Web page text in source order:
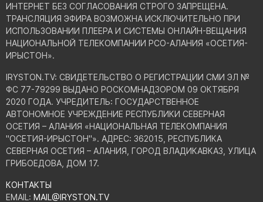
ИНТЕРНЕТ БЕЗ СОГЛАСОВАНИЯ СТРОГО ЗАПРЕЩЕНА.
ТРАНСЛЯЦИЯ ЭФИРА ВОЗМОЖНА ИСКЛЮЧИТЕЛЬНО ПРИ
ИСПОЛЬЗОВАНИИ ПЛЕЕРА И СИСТЕМЫ ОНЛАЙН-ВЕЩАНИЯ
НАЦИОНАЛЬНОЙ ТЕЛЕКОМПАНИИ РСО-АЛАНИЯ «ОСЕТИЯ-
ИРЫСТОН».
IRYSTON.TV: CВИДЕТЕЛЬСТВО О РЕГИСТРАЦИИ СМИ ЭЛ №
ФС 77-79299 ВЫДАНО РОСКОМНАДЗОРОМ 09 ОКТЯБРЯ
2020 ГОДА. УЧРЕДИТЕЛЬ: ГОСУДАРСТВЕННОЕ
АВТОНОМНОЕ УЧРЕЖДЕНИЕ РЕСПУБЛИКИ СЕВЕРНАЯ
ОСЕТИЯ – АЛАНИЯ «НАЦИОНАЛЬНАЯ ТЕЛЕКОМПАНИЯ
"ОСЕТИЯ-ИРЫСТОН"». АДРЕС: 362015, РЕСПУБЛИКА
СЕВЕРНАЯ ОСЕТИЯ – АЛАНИЯ, ГОРОД ВЛАДИКАВКАЗ, УЛИЦА
ГРИБОЕДОВА, ДОМ 17.
КОНТАКТЫ
EMAIL: MAIL@IRYSTON.TV